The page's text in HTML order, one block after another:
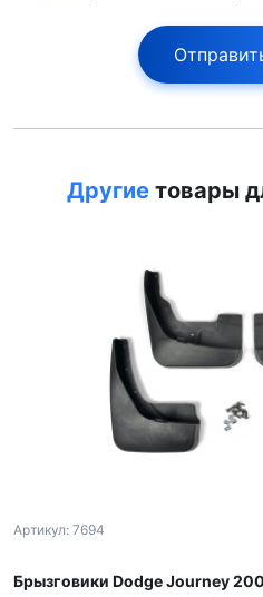
Другие товары
Артикул: 7694
Брызговики Dodge Journey